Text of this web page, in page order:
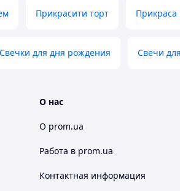
Прикрасити торт Прикраса
Свечки для дня рождения Свечи
О нас
О prom.ua
Работа в prom.ua
Контактная информация